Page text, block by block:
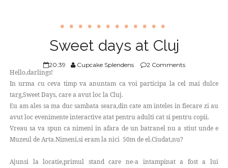
Sweet days at Cluj
20:39 Cupcake Splendens 2 Comments
Hello,darlings!
In urma cu ceva timp va anuntam ca voi participa la cel mai dulce
targ,Sweet Days, care a avut loc la Cluj.
Eu am ales sa ma duc sambata seara,din cate am inteles in fiecare zi au
avut loc evenimente interactive atat pentru adulti cat si pentru copii.
Vreau sa va spun ca nimeni in afara de un batranel nu a stiut unde e
Muzeul de Arta.Nimeni,si eram la nici 50m de el.Ciudat,nu?
Ajunsi la locatie,primul stand care ne-a intampinat a fost a lui